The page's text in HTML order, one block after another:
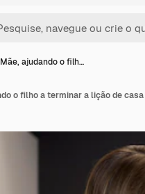
Mãe, ajudando o filh…
o filho a terminar a lição de casa